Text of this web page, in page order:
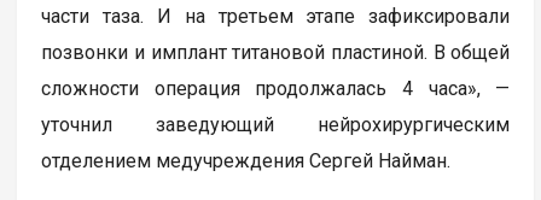
части таза. И на третьем этапе зафиксировали
позвонки и имплант титановой пластиной. В общей
сложности операция продолжалась 4 часа», —
уточнил заведующий нейрохирургическим
отделением медучреждения Сергей Найман.